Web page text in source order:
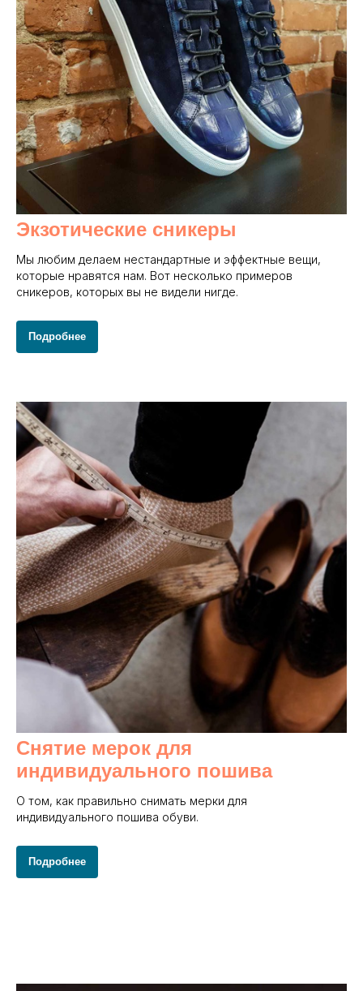
Экзотические сникеры
Мы любим делаем нестандартные и эффектные вещи,
которые нравятся нам. Вот несколько примеров
сникеров, которых вы не видели нигде.
Подробнее
Снятие мерок для
индивидуального пошива
О том, как правильно снимать мерки для
индивидуального пошива обуви.
Подробнее